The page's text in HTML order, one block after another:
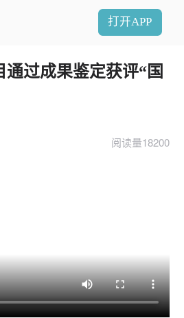
打开APP
过成果鉴定获评“国
阅读量18200